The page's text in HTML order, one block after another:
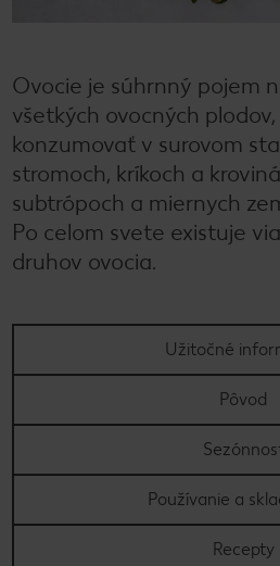
Ovocie je súhrnný pojem
všetkých ovocných
konzumovať v surovom
stromoch, kríkoch a
subtrópoch a miernych
Po celom svete existuje
druhov ovocia.
Užitočné
Pôvod
Používanie a
Recepty